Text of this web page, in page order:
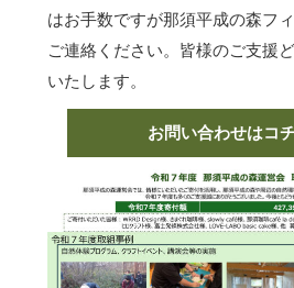
はお手数ですが那須平成の森フ
ご連絡ください。皆様のご支援
いたします。
お問い合わせはコ